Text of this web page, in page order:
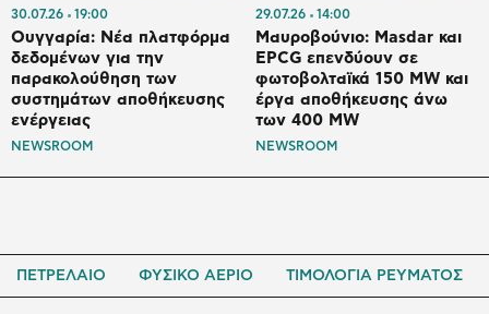
30.07.26 19:00
Ουγγαρία: Νέα πλατφόρμα
δεδομένων για την
παρακολούθηση των
συστημάτων αποθήκευσης
ενέργειας
NEWSROOM
29.07.26 14:00
Μαυροβούνιο: Masdar και
EPCG επενδύουν σε
φωτοβολταϊκά 150 MW και
έργα αποθήκευσης άνω
των 400 MW
NEWSROOM
ΠΕΤΡΕΛΑΙΟ ΦΥΣΙΚΟ ΑΕΡΙΟ ΤΙΜΟΛΟΓΙΑ ΡΕΥΜΑΤΟΣ